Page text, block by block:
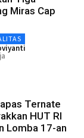
Miras Cap
Ternate
HUT RI
Lomba 17-an